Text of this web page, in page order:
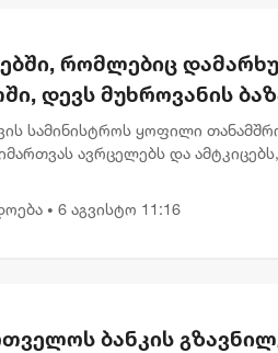
რომლებიც
დევს მუხროვანის
ახდის"
სამინისტროს ყოფილი
ავრცელებს და
• 6 აგვისტო 11:16
ბანკის